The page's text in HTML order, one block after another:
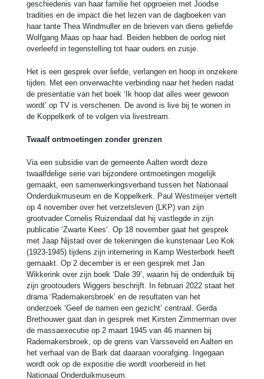
geschiedenis van haar familie het opgroeien met Joodse
tradities en de impact die het lezen van de dagboeken van
haar tante Thea Windmuller en de brieven van diens geliefde
Wolfgang Maas op haar had. Beiden hebben de oorlog niet
overleefd in tegenstelling tot haar ouders en zusje.
Het is een gesprek over liefde, verlangen en hoop in onzekere
tijden. Met een onverwachte verbinding naar het heden nadat
de presentatie van het boek ‘Ik hoop dat alles weer gewoon
wordt’ op TV is verschenen. De avond is live bij te wonen in
de Koppelkerk of te volgen via livestream.
Twaalf ontmoetingen zonder grenzen
Via een subsidie van de gemeente Aalten wordt deze
twaalfdelige serie van bijzondere ontmoetingen mogelijk
gemaakt, een samenwerkingsverband tussen het Nationaal
Onderduikmuseum en de Koppelkerk. Paul Westmeijer vertelt
op 4 november over het verzetsleven (LKP) van zijn
grootvader Cornelis Ruizendaal dat hij vastlegde in zijn
publicatie ‘Zwarte Kees‘. Op 18 november gaat het gesprek
met Jaap Nijstad over de tekeningen die kunstenaar Leo Kok
(1923-1945) tijdens zijn internering in Kamp Westerbork heeft
gemaakt. Op 2 december is er een gesprek met Jan
Wikkerink over zijn boek ‘Dale 39’, waarin hij de onderduik bij
zijn grootouders Wiggers beschrijft. In februari 2022 staat het
drama ‘Rademakersbroek’ en de resultaten van het
onderzoek ‘Geef de namen een gezicht’ centraal. Gerda
Brethouwer gaat dan in gesprek met Kirsten Zimmerman over
de massaexecutie op 2 maart 1945 van 46 mannen bij
Rademakersbroek, op de grens van Varsseveld en Aalten en
het verhaal van de Bark dat daaraan voorafging. Ingegaan
wordt ook op de expositie die wordt voorbereid in het
Nationaal Onderduikmuseum.